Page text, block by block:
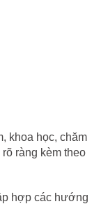
khoa học, chăm
ràng kèm theo
hợp các hướng